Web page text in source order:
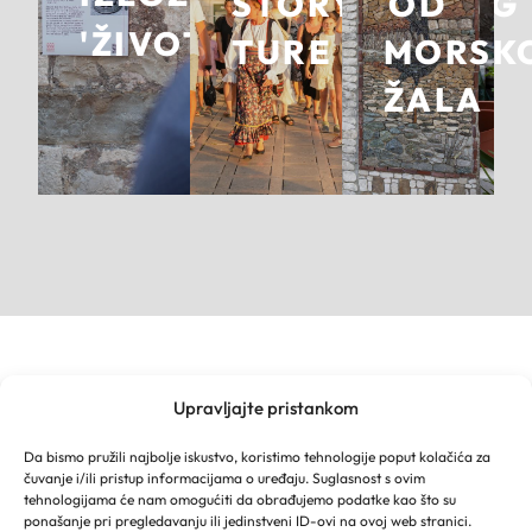
Upravljajte pristankom
Da bismo pružili najbolje iskustvo, koristimo tehnologije poput kolačića za
čuvanje i/ili pristup informacijama o uređaju. Suglasnost s ovim
tehnologijama će nam omogućiti da obrađujemo podatke kao što su
ponašanje pri pregledavanju ili jedinstveni ID-ovi na ovoj web stranici.
'ŽIVOT' TURE
ŽALA
Franjevački put 2a
Obala kralja Tomislava 16
21 300 Makarska
Email: info@makarska-info.hr